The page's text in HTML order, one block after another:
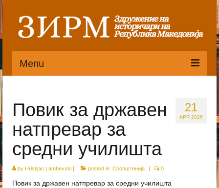
Menu
Органи
Претседателство
Статут
Публикации
21
APR 2026
Повик за државен
натпревар за
средни училишта
by Hristijan Lambevski | posted in: Соопштенија | 0
Повик за државен натпревар за средни училишта